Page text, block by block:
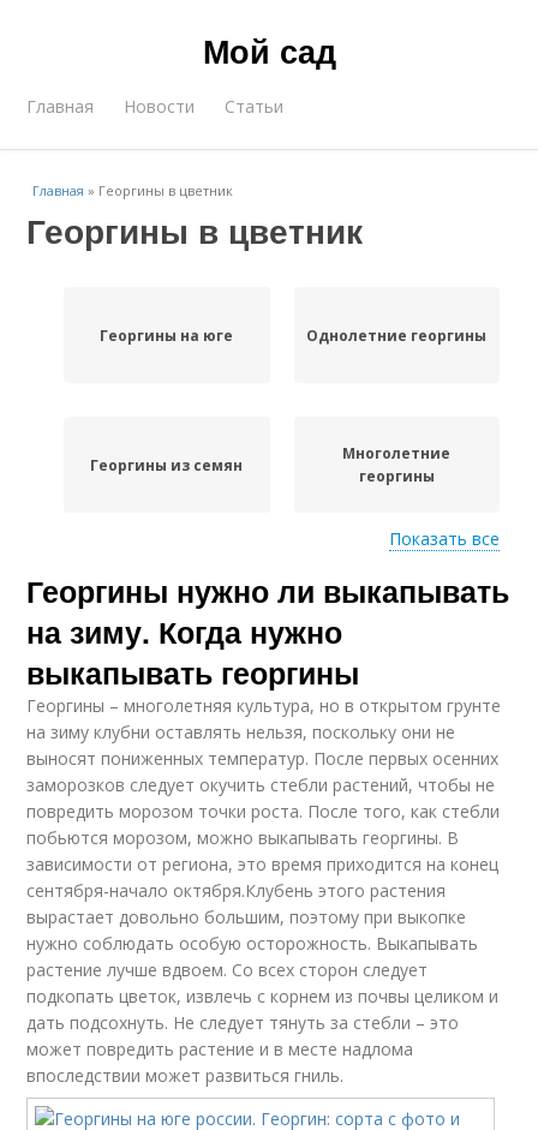
Мой сад
Главная Новости Статьи
Главная » Георгины в цветник
Георгины в цветник
Георгины на юге Однолетние георгины
Георгины из семян
Многолетние
георгины
Горшечный георгин
Георгины в зимний
период
Георгины на зиму Карликовые георгины
Низкорослые
георгины
Георгины на балконе
Работы с георгинами Георгин к высадке
Покупные георгины Уход за георгинами
Показать все
Георгины нужно ли выкапывать
на зиму. Когда нужно
выкапывать георгины
Георгины – многолетняя культура, но в открытом грунте
на зиму клубни оставлять нельзя, поскольку они не
выносят пониженных температур. После первых осенних
заморозков следует окучить стебли растений, чтобы не
повредить морозом точки роста. После того, как стебли
побьются морозом, можно выкапывать георгины. В
зависимости от региона, это время приходится на конец
сентября-начало октября.Клубень этого растения
вырастает довольно большим, поэтому при выкопке
нужно соблюдать особую осторожность. Выкапывать
растение лучше вдвоем. Со всех сторон следует
подкопать цветок, извлечь с корнем из почвы целиком и
дать подсохнуть. Не следует тянуть за стебли – это
может повредить растение и в месте надлома
впоследствии может развиться гниль.